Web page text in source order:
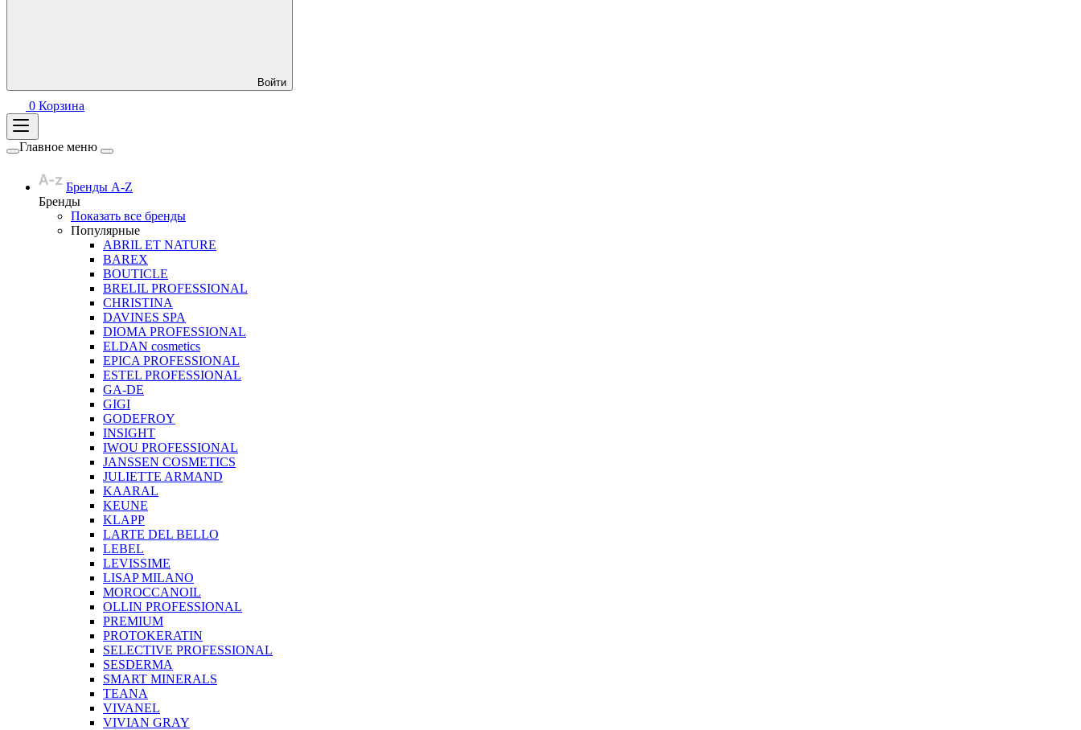
Войти
0 Корзина
Главное меню
Бренды A-Z
Бренды
Показать все бренды
Популярные
ABRIL ET NATURE
BAREX
BOUTICLE
BRELIL PROFESSIONAL
CHRISTINA
DAVINES SPA
DIOMA PROFESSIONAL
ELDAN cosmetics
EPICA PROFESSIONAL
ESTEL PROFESSIONAL
GA-DE
GIGI
GODEFROY
INSIGHT
IWOU PROFESSIONAL
JANSSEN COSMETICS
JULIETTE ARMAND
KAARAL
KEUNE
KLAPP
LARTE DEL BELLO
LEBEL
LEVISSIME
LISAP MILANO
MOROCCANOIL
OLLIN PROFESSIONAL
PREMIUM
PROTOKERATIN
SELECTIVE PROFESSIONAL
SESDERMA
SMART MINERALS
TEANA
VIVANEL
VIVIAN GRAY